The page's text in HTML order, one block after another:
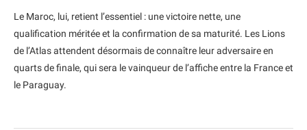
Le Maroc, lui, retient l’essentiel : une victoire nette, une
qualification méritée et la confirmation de sa maturité. Les Lions
de l’Atlas attendent désormais de connaître leur adversaire en
quarts de finale, qui sera le vainqueur de l’affiche entre la France et
le Paraguay.